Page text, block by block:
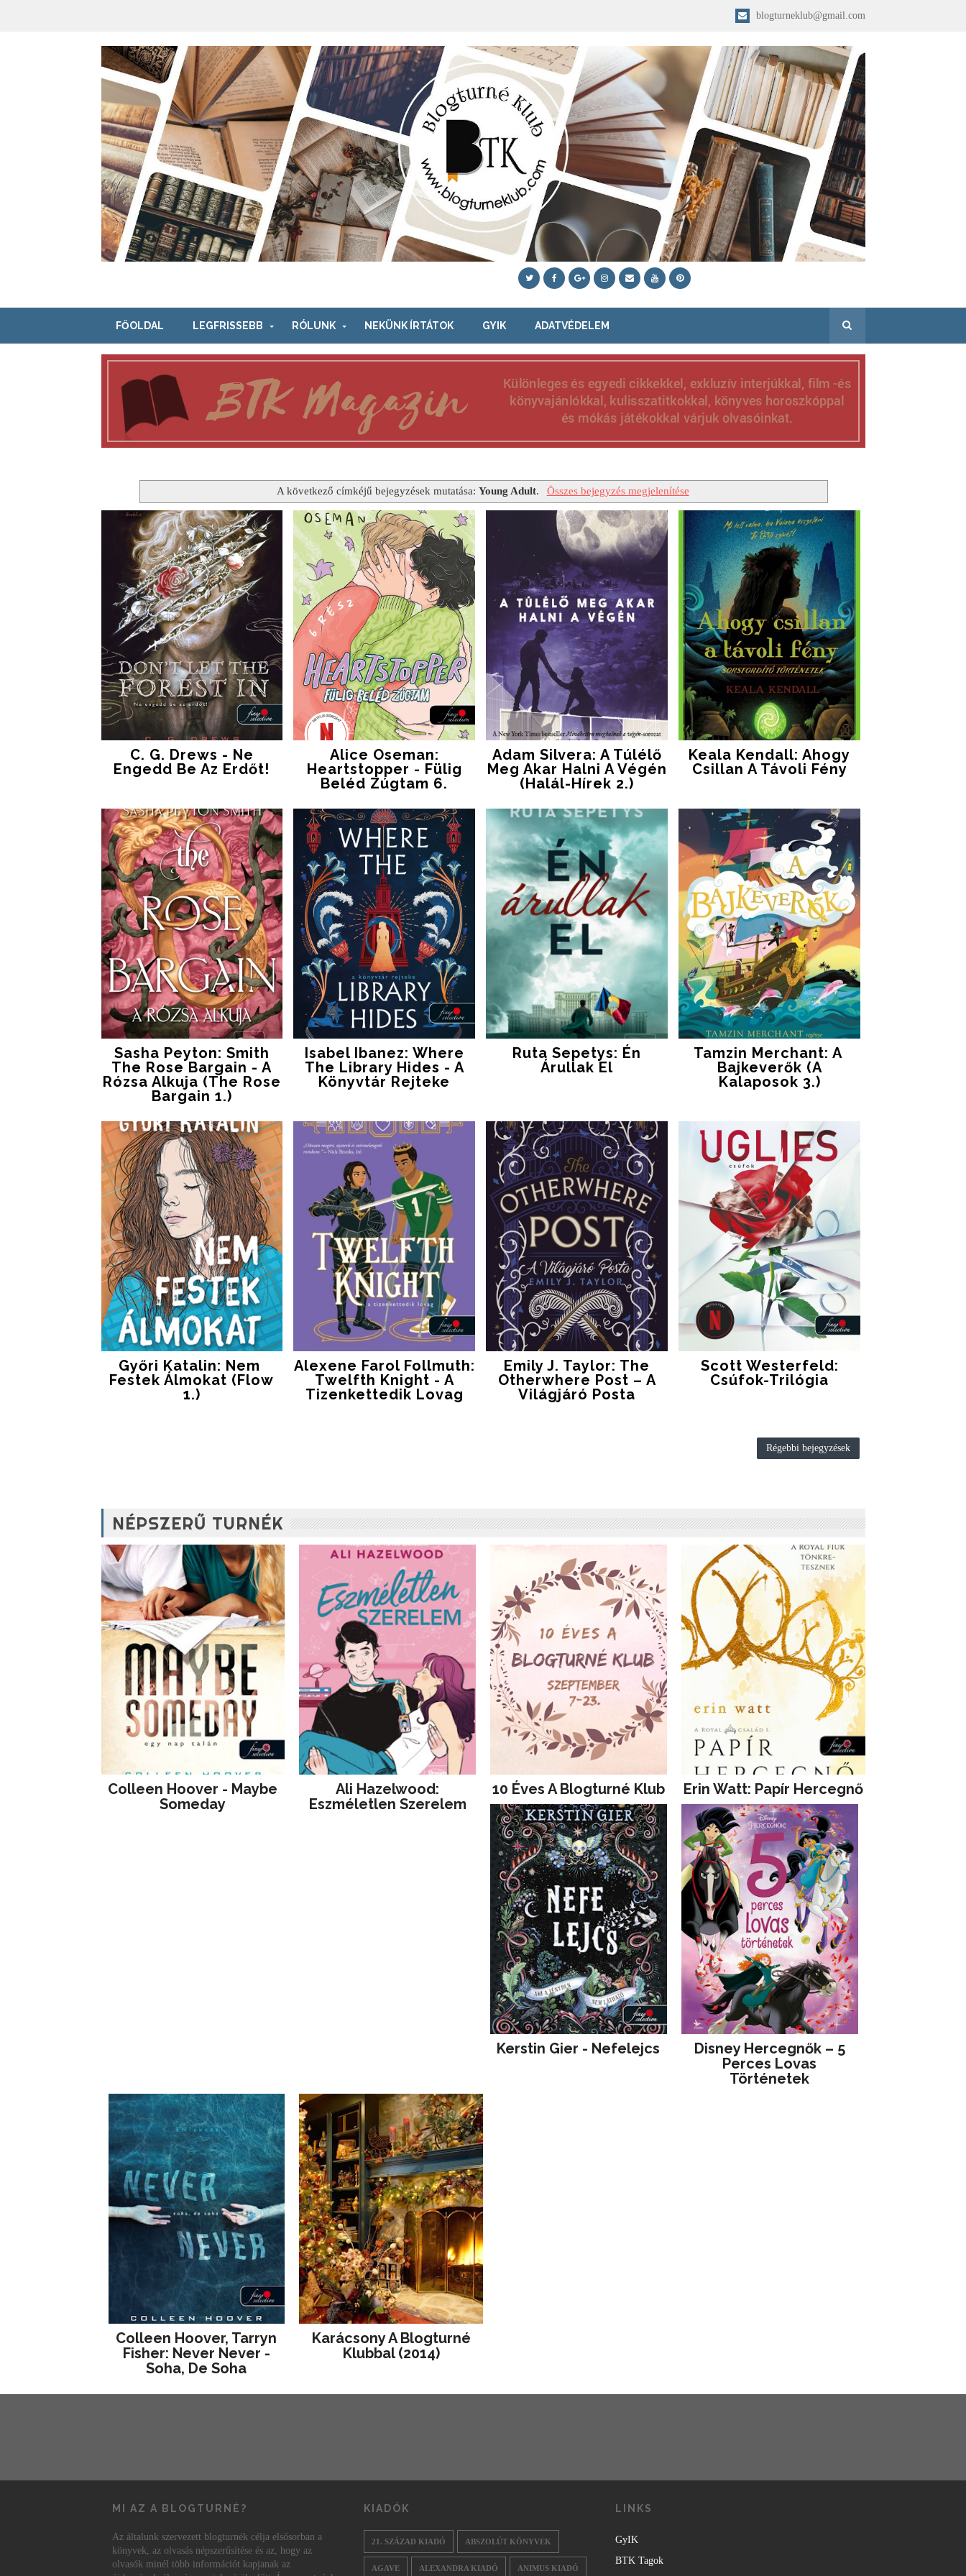
blogturneklub@gmail.com
FŐOLDAL LEGFRISSEBB RÓLUNK NEKÜNK ÍRTÁTOK GYIK ADATVÉDELEM
A következő címkéjű bejegyzések mutatása:Young Adult. Összes bejegyzés megjelenítése
C. G. Drews - Ne
Engedd Be Az Erdőt!
Alice Oseman:
Heartstopper - Fülig
Beléd Zúgtam 6.
Adam Silvera: A ​túlélő
Meg Akar Halni A Végén
(Halál-Hírek 2.)
Keala Kendall: Ahogy
Csillan A Távoli Fény
Sasha Peyton: Smith
The ​Rose Bargain - A
Rózsa Alkuja (The Rose
Bargain 1.)
Isabel Ibanez: Where
The Library Hides - A
Könyvtár Rejteke
Ruta Sepetys: Én
Árullak El
Tamzin Merchant: A ​
Bajkeverők (A
Kalaposok 3.)
Győri Katalin: Nem ​
Festek Álmokat (Flow
1.)
Alexene Farol Follmuth:
Twelfth Knight - A
Tizenkettedik Lovag
Emily J. Taylor: The
Otherwhere Post – A
Világjáró Posta
Scott Westerfeld:
Csúfok-Trilógia
Régebbi bejegyzések
NÉPSZERŰ TURNÉK
Colleen Hoover - Maybe
Someday
Ali Hazelwood:
Eszméletlen Szerelem
10 Éves A Blogturné Klub Erin Watt: Papír Hercegnő
Kerstin Gier - Nefelejcs
Disney ​Hercegnők – 5
Perces Lovas
Történetek
Colleen Hoover, Tarryn
Fisher: Never Never -
Soha, De Soha
Karácsony A Blogturné
Klubbal (2014)
MI AZ A BLOGTURNÉ?
Az általunk szervezett blogturnék célja elsősorban a
könyvek, az olvasás népszerűsítése és az, hogy az
olvasók minél több információt kapjanak az
KIADÓK
21. SZÁZAD KIADÓ ABSZOLÚT KÖNYVEK
AGAVE ALEXANDRA KIADÓ ANIMUS KIADÓ
LINKS
GyIK
BTK Tagok